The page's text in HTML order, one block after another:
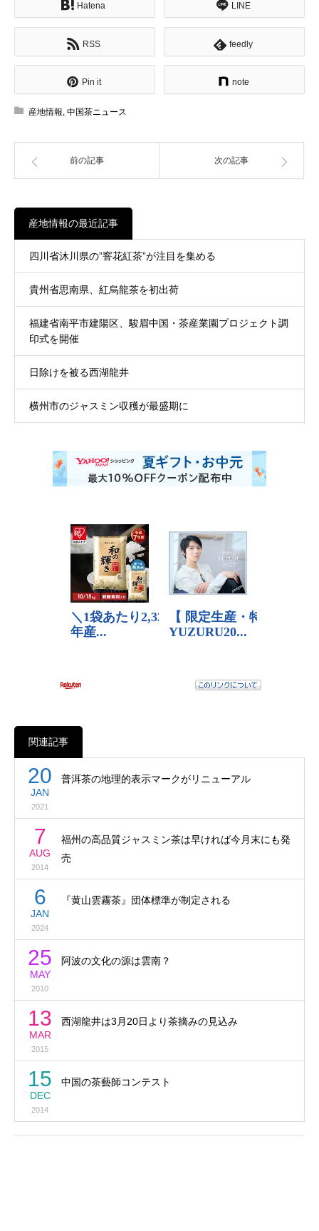
Hatena LINE
RSS feedly
Pin it note
産地情報, 中国茶ニュース
前の記事 次の記事
産地情報の最近記事
四川省沐川県の”窨花紅茶”が注目を集める
貴州省思南県、紅烏龍茶を初出荷
福建省南平市建陽区、駿眉中国・茶産業園プロジェクト調
印式を開催
日除けを被る西湖龍井
横州市のジャスミン収穫が最盛期に
関連記事
20
JAN
2021
普洱茶の地理的表示マークがリニューアル
7
AUG
2014
福州の高品質ジャスミン茶は早ければ今月末にも発
売
6
JAN
2024
『黄山雲霧茶』団体標準が制定される
25
MAY
2010
阿波の文化の源は雲南？
13
MAR
2015
西湖龍井は3月20日より茶摘みの見込み
15
DEC
2014
中国の茶藝師コンテスト